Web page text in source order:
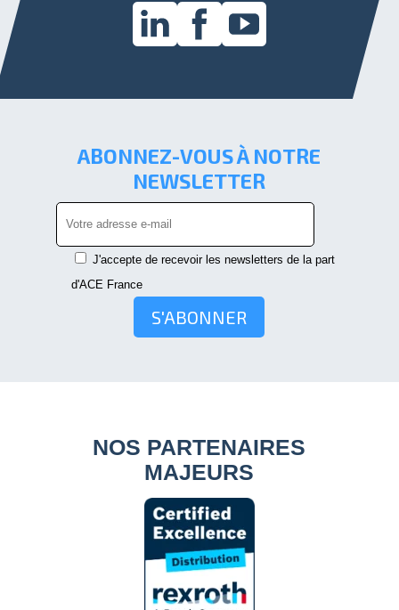
ABONNEZ-VOUS À NOTRE
NEWSLETTER
J'accepte de recevoir les newsletters de la part
d'ACE France
S'ABONNER
NOS PARTENAIRES
MAJEURS